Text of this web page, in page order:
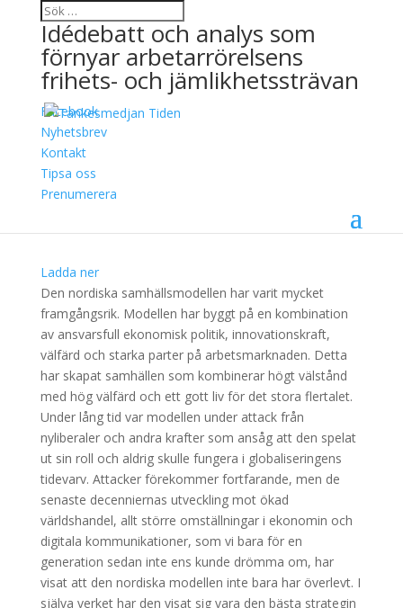
Idédebatt och analys som
förnyar arbetarrörelsens
frihets- och jämlikhetssträvan
Facebook
Nyhetsbrev
Kontakt
Tipsa oss
Prenumerera
SE: DEN NORDISKA
MODELLEN – VAD
KRÄVS?
Ladda ner
Den nordiska samhällsmodellen har varit mycket
framgångsrik. Modellen har byggt på en kombination
av ansvarsfull ekonomisk politik, innovationskraft,
välfärd och starka parter på arbetsmarknaden. Detta
har skapat samhällen som kombinerar högt välstånd
med hög välfärd och ett gott liv för det stora flertalet.
Under lång tid var modellen under attack från
nyliberaler och andra krafter som ansåg att den spelat
ut sin roll och aldrig skulle fungera i globaliseringens
tidevarv. Attacker förekommer fortfarande, men de
senaste decenniernas utveckling mot ökad
världshandel, allt större omställningar i ekonomin och
digitala kommunikationer, som vi bara för en
generation sedan inte ens kunde drömma om, har
visat att den nordiska modellen inte bara har överlevt. I
själva verket har den visat sig vara den bästa strategin